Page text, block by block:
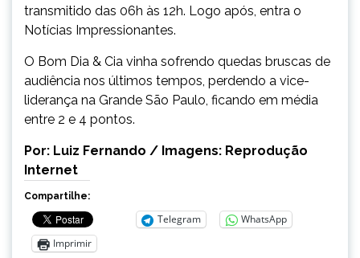
transmitido das 06h às 12h. Logo após, entra o
Notícias Impressionantes.
O Bom Dia & Cia vinha sofrendo quedas bruscas de
audiência nos últimos tempos, perdendo a vice-
liderança na Grande São Paulo, ficando em média
entre 2 e 4 pontos.
Por: Luiz Fernando / Imagens: Reprodução
Internet
Compartilhe:
Telegram
WhatsApp
Imprimir